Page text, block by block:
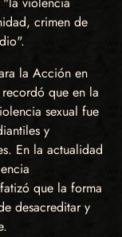
crimen de
la Acción en
que en la
sexual fue
y
En la actualidad
que la forma
desacreditar y